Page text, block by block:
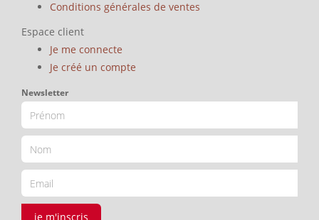
Conditions générales de ventes
Espace client
Je me connecte
Je créé un compte
Newsletter
je m'inscris